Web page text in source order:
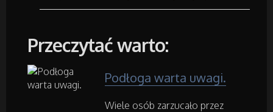
Wyposażenie Łazienki
Odzież
Przeczytać warto:
Podłoga warta uwagi.
Wiele osób zarzucało przez